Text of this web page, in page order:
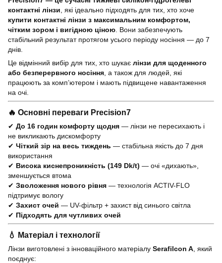
контактні лінзи , які ідеально підходять для тих, хто хоче
купити контактні лінзи з максимальним комфортом,
чітким зором і вигідною ціною . Вони забезпечують
стабільний результат протягом усього періоду носіння — до 7
днів.
Це відмінний вибір для тих, хто шукає лінзи для щоденного
або безперервного носіння , а також для людей, які
працюють за комп’ютером і мають підвищене навантаження
на очі.
🔥 Основні переваги Precision7
✔ До 16 годин комфорту щодня — лінзи не пересихають і
не викликають дискомфорту
✔ Чіткий зір на весь тиждень — стабільна якість до 7 дня
використання
✔ Висока киснепроникність (149 Dk/t) — очі «дихають»,
зменшується втома
✔ Зволоження нового рівня — технологія ACTIV-FLO
підтримує вологу
✔ Захист очей — UV-фільтр + захист від синього світла
✔ Підходять для чутливих очей
💧 Матеріал і технології
Лінзи виготовлені з інноваційного матеріалу Serafilcon A , який
поєднує: